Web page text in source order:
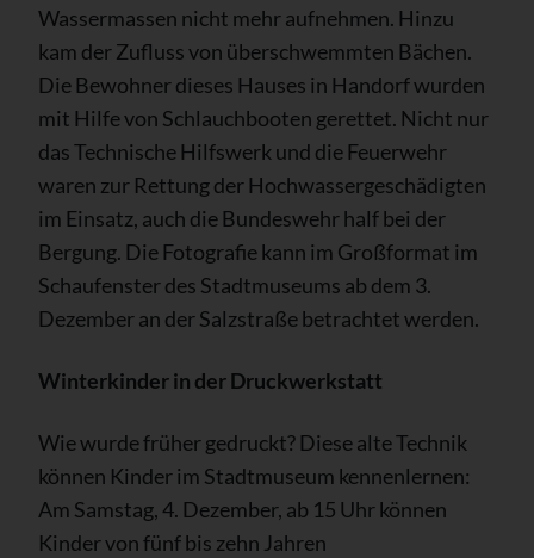
Wassermassen nicht mehr aufnehmen. Hinzu
kam der Zufluss von überschwemmten Bächen.
Die Bewohner dieses Hauses in Handorf wurden
mit Hilfe von Schlauchbooten gerettet. Nicht nur
das Technische Hilfswerk und die Feuerwehr
waren zur Rettung der Hochwassergeschädigten
im Einsatz, auch die Bundeswehr half bei der
Bergung. Die Fotografie kann im Großformat im
Schaufenster des Stadtmuseums ab dem 3.
Dezember an der Salzstraße betrachtet werden.
Winterkinder in der Druckwerkstatt
Wie wurde früher gedruckt? Diese alte Technik
können Kinder im Stadtmuseum kennenlernen:
Am Samstag, 4. Dezember, ab 15 Uhr können
Kinder von fünf bis zehn Jahren